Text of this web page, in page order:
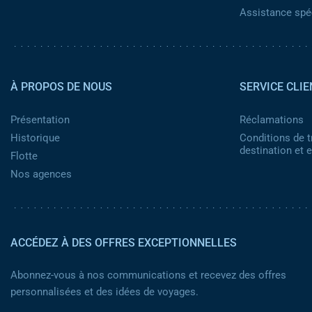
Assistance
À PROPOS DE NOUS
Présentation
Historique
Flotte
Nos agences
SERVICE
Réclamations
Conditions de
destination et
ACCÉDEZ À DES OFFRES EXCEPTIONNELLES
Abonnez-vous à nos communications et recevez des offres
personnalisées et des idées de voyages.